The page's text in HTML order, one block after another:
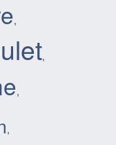
,
,
,
,